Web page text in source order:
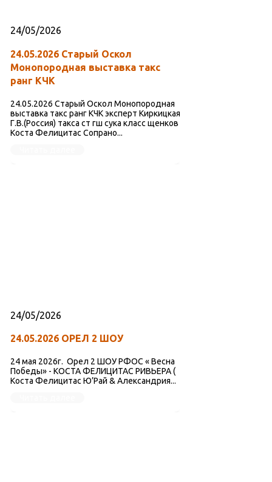
24/05/2026
24.05.2026 Старый Оскол
Монопородная выставка такс
ранг КЧК
24.05.2026 Старый Оскол Монопородная
выставка такс ранг КЧК эксперт Киркицкая
Г.В.(Россия) такса ст гш сука класс щенков
Коста Фелицитас Сопрано...
24/05/2026
24.05.2026 ОРЕЛ 2 ШОУ
24 мая 2026г. Орел 2 ШОУ РФОС « Весна
Победы» - КОСТА ФЕЛИЦИТАС РИВЬЕРА (
Коста Фелицитас Ю’Рай & Александрия...